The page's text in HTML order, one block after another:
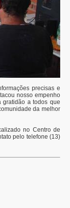
precisas e
nosso empenho
gratidão a todos que
da melhor
no Centro de
pelo telefone (13)